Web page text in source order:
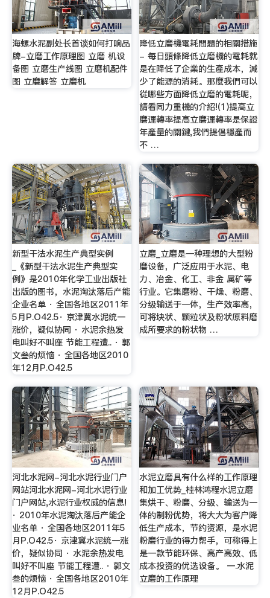
海螺水泥副处长首谈如何打响品
牌-立磨工作原理图 立磨 机设
备图 立磨生产线图 立磨机配件
图 立磨解答 立磨机
降低立磨機電耗問題的相關措施
- 每日頭條降低立磨機的電耗就
是在降低了企業的生產成本，減
少了能源的消耗。那麼我們可以
從哪些方面降低立磨的電耗呢，
請看同力重機的介紹!(1)提高立
磨運轉率提高立磨運轉率是保證
年產量的關鍵,我們提倡穩產而
不 …
新型干法水泥生产典型实例
_《新型干法水泥生产典型实
例》是2010年化学工业出版社
出版的图书，水泥淘汰落后产能
企业名单 · 全国各地区2011年
5月P.O42.5· 京津冀水泥统一
涨价，疑似协同 · 水泥余热发
电叫好不叫座 节能工程遭.. · 郭
文叁的烦恼 · 全国各地区2010
年12月P.O42.5
立磨_立磨是一种理想的大型粉
磨设备，广泛应用于水泥、电
力、冶金、化工、非金 属矿等
行业。它集磨粉、干燥、粉磨、
分级输送于一体，生产效率高，
可将块状、颗粒状及粉状原料磨
成所要求的粉状物 …
河北水泥网-河北水泥行业门户
网站河北水泥网-河北水泥行业
门户网站,水泥行业权威的信息!
· 2010年水泥淘汰落后产能企
业名单 · 全国各地区2011年5
月P.O42.5· 京津冀水泥统一涨
价，疑似协同 · 水泥余热发电
叫好不叫座 节能工程遭.. · 郭文
叁的烦恼 · 全国各地区2010年
12月P.O42.5
水泥立磨具有什么样的工作原理
和加工优势_桂林鸿程水泥立磨
集烘干、粉磨、分级、输送为一
体的制粉优势，将大大为客户降
低生产成本，节约资源，是水泥
粉磨行业的得力帮手，可称得上
是一款节能环保、高产高效、低
成本投资的优选设备。 一.水泥
立磨的工作原理